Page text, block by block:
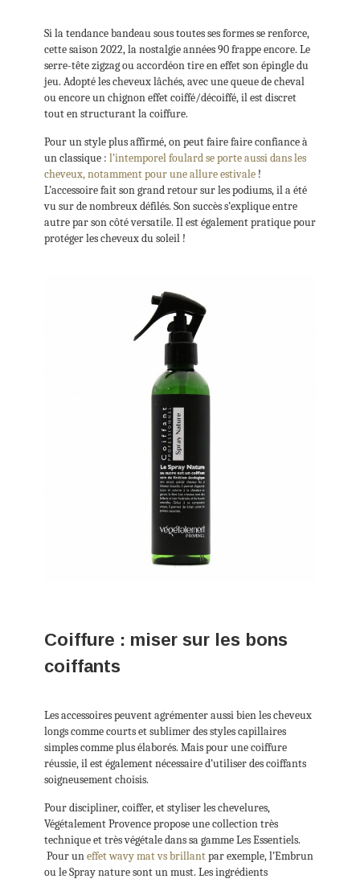
Si la tendance bandeau sous toutes ses formes se renforce,
cette saison 2022, la nostalgie années 90 frappe encore. Le
serre-tête zigzag ou accordéon tire en effet son épingle du
jeu. Adopté les cheveux lâchés, avec une queue de cheval
ou encore un chignon effet coiffé/décoiffé, il est discret
tout en structurant la coiffure.
Pour un style plus affirmé, on peut faire faire confiance à
un classique : l’intemporel foulard se porte aussi dans les
cheveux, notamment pour une allure estivale !
L’accessoire fait son grand retour sur les podiums, il a été
vu sur de nombreux défilés. Son succès s’explique entre
autre par son côté versatile. Il est également pratique pour
protéger les cheveux du soleil !
Coiffure : miser sur les bons
coiffants
Les accessoires peuvent agrémenter aussi bien les cheveux
longs comme courts et sublimer des styles capillaires
simples comme plus élaborés. Mais pour une coiffure
réussie, il est également nécessaire d’utiliser des coiffants
soigneusement choisis.
Pour discipliner, coiffer, et styliser les chevelures,
Végétalement Provence propose une collection très
technique et très végétale dans sa gamme Les Essentiels.
Pour uneffet wavy mat vs brillantpar exemple, l’Embrun
ou le Spray nature sont un must. Les ingrédients